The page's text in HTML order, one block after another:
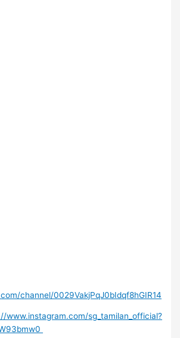
channel/0029VakjPqJ0bIdqf8hGIR14
www.instagram.com/sg_tamilan_official?